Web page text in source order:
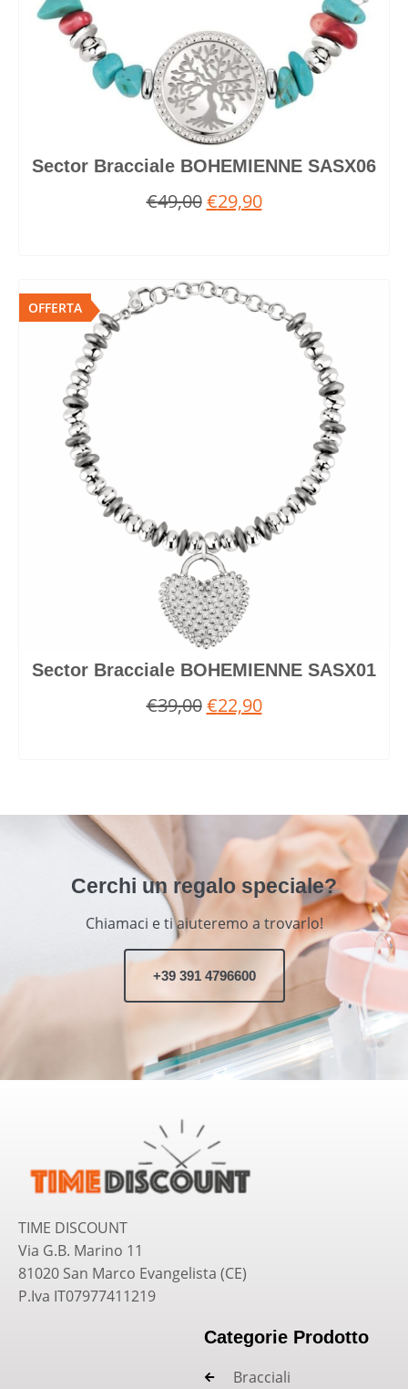
Sector Bracciale BOHEMIENNE SASX06
€49,00 €29,90
OFFERTA
Sector Bracciale BOHEMIENNE SASX01
€39,00 €22,90
Cerchi un regalo speciale?
Chiamaci e ti aiuteremo a trovarlo!
+39 391 4796600
TIME DISCOUNT
Via G.B. Marino 11
81020 San Marco Evangelista (CE)
P.Iva IT07977411219
Categorie Prodotto
Bracciali